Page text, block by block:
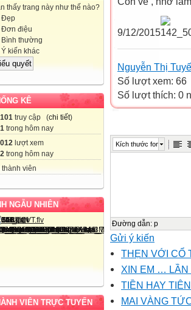
thấy trang này như thế nào?
Đẹp
Đơn điệu
Bình thường
Ý kiến khác
KÊ
truy cập (chi tiết)
trong hôm nay
lượt xem
trong hôm nay
thành viên
NGẪU NHIÊN
VIÊN TRỰC TUYẾN
9/12/2015
Nguyễn Thị
Số lượt xem: 66
Số lượt thích: 0
Kích thước font
Đường dẫn: p
Gửi ý kiến
THẸN VỚI CỔ
XIN EM … LẦN
TIỀN HAY
MAI VÀNG